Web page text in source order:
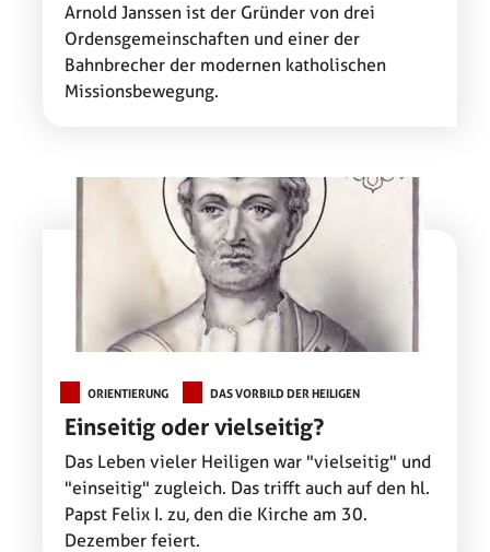
Arnold Janssen ist der Gründer von drei
Ordensgemeinschaften und einer der
Bahnbrecher der modernen katholischen
Missionsbewegung.
ORIENTIERUNG DAS VORBILD DER HEILIGEN
Einseitig oder vielseitig?
Das Leben vieler Heiligen war "vielseitig" und
"einseitig" zugleich. Das trifft auch auf den hl.
Papst Felix I. zu, den die Kirche am 30.
Dezember feiert.